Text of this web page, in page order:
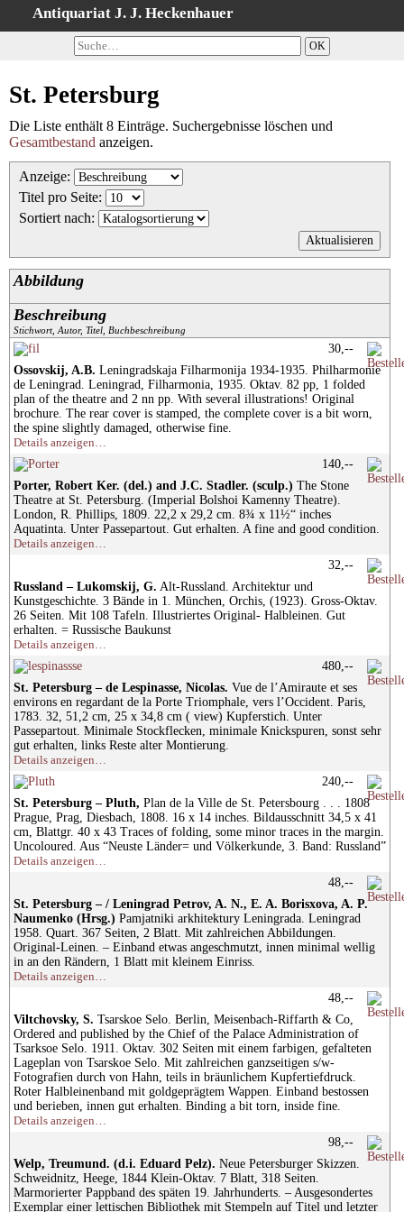
Antiquariat J. J. Heckenhauer
Kategorien
Schlagwörter
Suchergebnisse
Warenkorb
AGB
Widerruf
Datenschutz
Impressum
St. Petersburg
Die Liste enthält 8 Einträge. Suchergebnisse löschen und
Gesamtbestand anzeigen.
Anzeige:
Titel pro Seite:
Sortiert nach:
Abbildung
Beschreibung
Stichwort, Autor, Titel, Buchbeschreibung
Ossovskij, A.B. Leningradskaja Filharmonija 1934-1935. Philharmonie
de Leningrad. Leningrad, Filharmonia, 1935. Oktav. 82 pp, 1 folded
plan of the theatre and 2 nn pp. With several illustrations! Original
brochure. The rear cover is stamped, the complete cover is a bit worn,
the spine slightly damaged, otherwise fine.
Details anzeigen…
30,--
Porter, Robert Ker. (del.) and J.C. Stadler. (sculp.) The Stone
Theatre at St. Petersburg. (Imperial Bolshoi Kamenny Theatre).
London, R. Phillips, 1809. 22,2 x 29,2 cm. 8¾ x 11½“ inches
Aquatinta. Unter Passepartout. Gut erhalten. A fine and good condition.
Details anzeigen…
140,--
Russland – Lukomskij, G. Alt-Russland. Architektur und
Kunstgeschichte. 3 Bände in 1. München, Orchis, (1923). Gross-Oktav.
26 Seiten. Mit 108 Tafeln. Illustriertes Original- Halbleinen. Gut
erhalten. = Russische Baukunst
Details anzeigen…
32,--
St. Petersburg – de Lespinasse, Nicolas. Vue de l’Amiraute et ses
environs en regardant de la Porte Triomphale, vers l’Occident. Paris,
1783. 32, 51,2 cm, 25 x 34,8 cm ( view) Kupferstich. Unter
Passepartout. Minimale Stockflecken, minimale Knickspuren, sonst sehr
gut erhalten, links Reste alter Montierung.
Details anzeigen…
480,--
St. Petersburg – Pluth, Plan de la Ville de St. Petersbourg . . . 1808
Prague, Prag, Diesbach, 1808. 16 x 14 inches. Bildausschnitt 34,5 x 41
cm, Blattgr. 40 x 43 Traces of folding, some minor traces in the margin.
Uncoloured. Aus “Neuste Länder= und Völkerkunde, 3. Band: Russland”
Details anzeigen…
240,--
St. Petersburg – / Leningrad Petrov, A. N., E. A. Borisxova, A. P.
Naumenko (Hrsg.) Pamjatniki arkhitektury Leningrada. Leningrad
1958. Quart. 367 Seiten, 2 Blatt. Mit zahlreichen Abbildungen.
Original-Leinen. – Einband etwas angeschmutzt, innen minimal wellig
in an den Rändern, 1 Blatt mit kleinem Einriss.
Details anzeigen…
48,--
Viltchovsky, S. Tsarskoe Selo. Berlin, Meisenbach-Riffarth & Co,
Ordered and published by the Chief of the Palace Administration of
Tsarksoe Selo. 1911. Oktav. 302 Seiten mit einem farbigen, gefalteten
Lageplan von Tsarskoe Selo. Mit zahlreichen ganzseitigen s/w-
Fotografien durch von Hahn, teils in bräunlichem Kupfertiefdruck.
Roter Halbleinenband mit goldgeprägtem Wappen. Einband bestossen
und berieben, innen gut erhalten. Binding a bit torn, inside fine.
Details anzeigen…
48,--
Welp, Treumund. (d.i. Eduard Pelz). Neue Petersburger Skizzen.
Schweidnitz, Heege, 1844 Klein-Oktav. 7 Blatt, 318 Seiten.
Marmorierter Pappband des späten 19. Jahrhunderts. – Ausgesondertes
Exemplar einer lettischen Bibliothek mit Stempeln auf Titel und letzter
98,--